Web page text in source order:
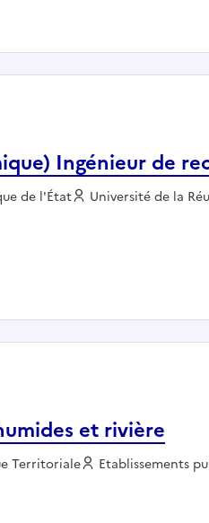
Ingénieur de
:de l'État Employeur :
Université de la
économique) Ingénieur
et rivière
:Territoriale Employeur :
Etablissements